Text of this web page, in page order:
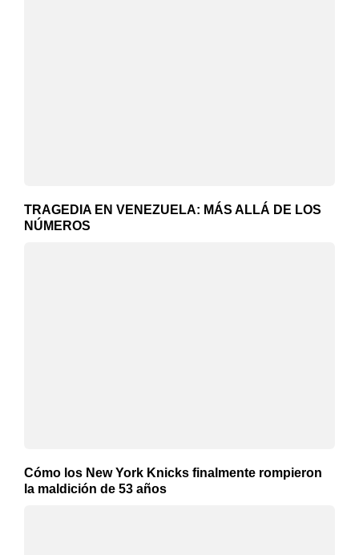
TRAGEDIA EN VENEZUELA: MÁS ALLÁ DE LOS
NÚMEROS
Cómo los New York Knicks finalmente rompieron
la maldición de 53 años